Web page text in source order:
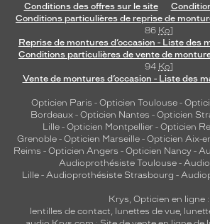
Conditions des offres sur le site
Conditions particulières de reprise de
86 Ko]
Reprise de montures d’occasion - Liste des
Conditions particulières de vente de
94 Ko]
Vente de montures d’occasion - Liste des
Opticien Paris - Opticien Toulouse-
Bordeaux- Opticien Nantes - Opticien
Lille - Opticien Montpellier - Opticien
Grenoble - Opticien Marseille - Opticien Aix-
Reims - Opticien Angers - Opticien Nancy -
Audioprothésiste Toulouse-
Lille- Audioprothésiste Strasbourg -
Krys, Opticien en ligne :
lentilles de contact, lunettes de vue,